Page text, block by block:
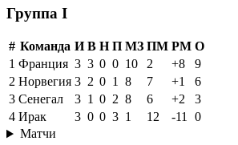
Группа I
# Команда И В Н П МЗ ПМ РМ О
1 Франция 3 3 0 0 10 2 +8
9
2 Норвегия 3 2 0 1 8 7 +1
6
3 Сенегал 3 1 0 2 8 6 +2
3
4 Ирак 3 0 0 3 1 12 -11
0
Матчи